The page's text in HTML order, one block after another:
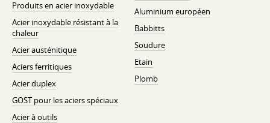
Produits en acier inoxydable
Acier inoxydable résistant à la
chaleur
Acier austénitique
Aciers ferritiques
Acier duplex
GOST pour les aciers spéciaux
Acier à outils
Aluminium européen
Babbitts
Soudure
Etain
Plomb